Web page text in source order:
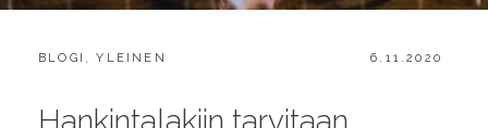
CATEGORIES:
BLOGI ,YLEINEN
POSTED
6.11.2020